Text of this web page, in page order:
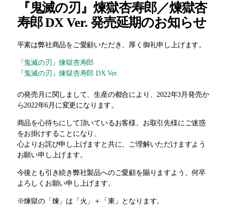
『鬼滅の刃』煉獄杏寿郎／煉獄杏
寿郎 DX Ver. 発売延期のお知らせ
平素は弊社商品をご愛顧いただき、厚く御礼申し上げます。
『鬼滅の刃』煉獄杏寿郎
『鬼滅の刃』煉獄杏寿郎 DX Ver.
の発売月に関しまして、生産の都合により、2022年3月発売か
ら2022年6月に変更になります。
商品を心待ちにして頂いているお客様、お取引先様にご迷惑
をお掛けすることになり、
心よりお詫び申し上げますと共に、ご理解いただけますよう
お願い申し上げます。
今後とも引き続き弊社製品へのご愛顧を賜りますよう、何卒
よろしくお願い申し上げます。
※煉獄の「煉」は「火」＋「東」となります。